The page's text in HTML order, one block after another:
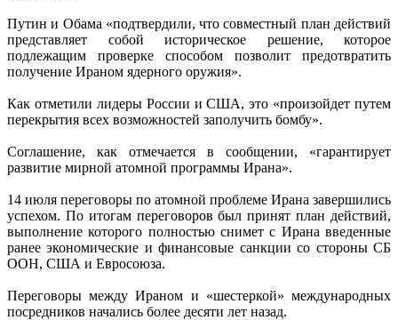
Путин и Обама «подтвердили, что совместный план действий
представляет собой историческое решение, которое
подлежащим проверке способом позволит предотвратить
получение Ираном ядерного оружия».
Как отметили лидеры России и США, это «произойдет путем
перекрытия всех возможностей заполучить бомбу».
Соглашение, как отмечается в сообщении, «гарантирует
развитие мирной атомной программы Ирана».
14 июля переговоры по атомной проблеме Ирана завершились
успехом. По итогам переговоров был принят план действий,
выполнение которого полностью снимет с Ирана введенные
ранее экономические и финансовые санкции со стороны СБ
ООН, США и Евросоюза.
Переговоры между Ираном и «шестеркой» международных
посредников начались более десяти лет назад.